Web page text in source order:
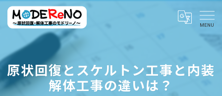
原状回復とスケルトン工事と内装
解体工事の違いは？